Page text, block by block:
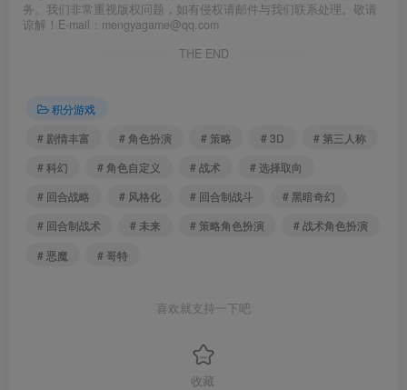
务。我们非常重视版权问题，如有侵权请邮件与我们联系处理。敬请
谅解！E-mail：mengyagame@qq.com
THE END
积分游戏
# 剧情丰富
# 角色扮演 # 策略 # 3D
# 第三人称
# 科幻
# 角色自定义 # 战术
# 选择取向
# 回合战略
# 风格化 # 回合制战斗
# 黑暗奇幻
# 回合制战术
# 未来 # 策略角色扮演
# 战术角色扮演
# 恶魔
# 哥特
喜欢就支持一下吧
收藏